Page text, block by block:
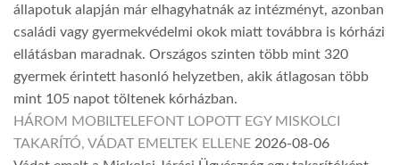
állapotuk alapján már elhagyhatnák az intézményt, azonban
családi vagy gyermekvédelmi okok miatt továbbra is kórházi
ellátásban maradnak. Országos szinten több mint 320
gyermek érintett hasonló helyzetben, akik átlagosan több
mint 105 napot töltenek kórházban.
HÁROM MOBILTELEFONT LOPOTT EGY MISKOLCI
TAKARÍTÓ, VÁDAT EMELTEK ELLENE 2026-08-06